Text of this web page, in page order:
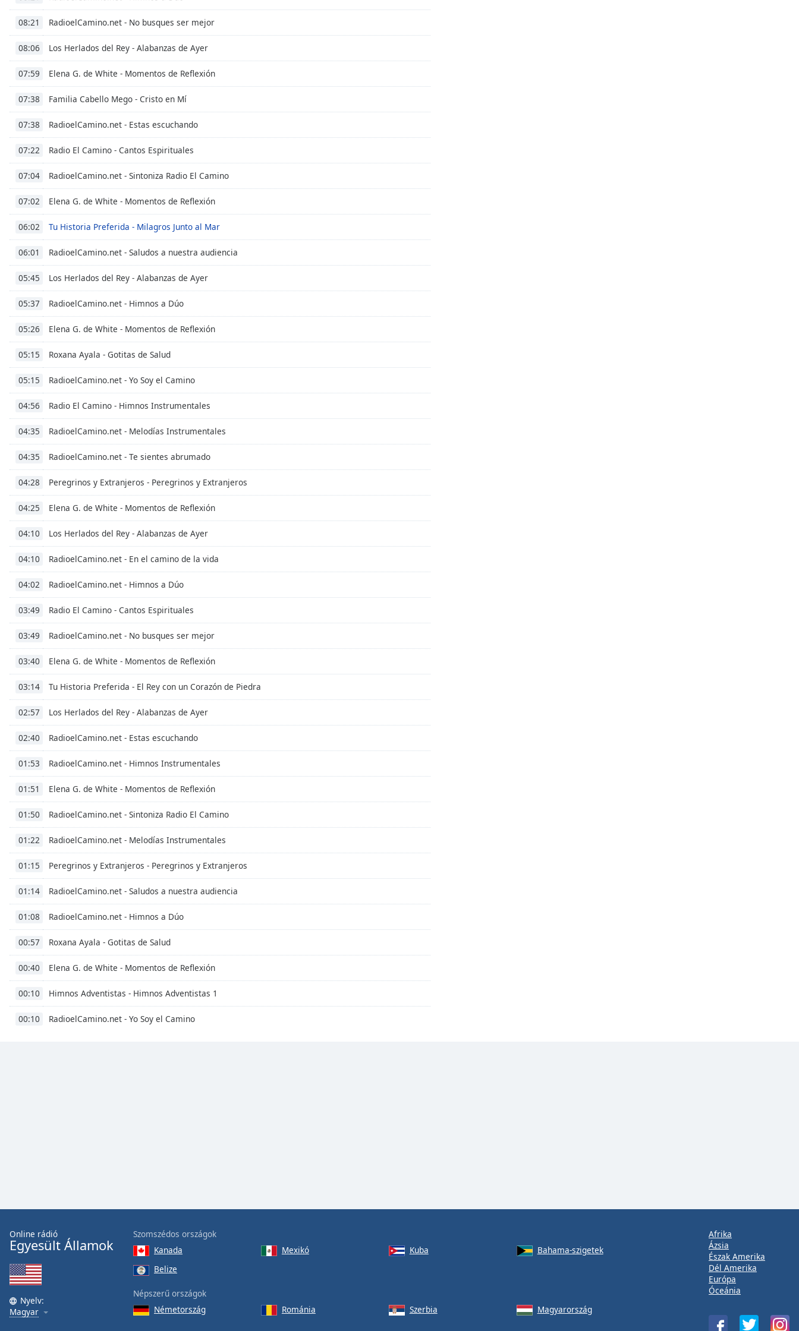
Picture-
in-
Fullscreen
modal
Beginning
dialog
window.
Escape
cancel
close
window.
Text
Color
Opacity
Color
Opacity
Caption
Area
Background
Color
Opacity
Font
Text
Edge
Style
Font
Family
Reset
Done
Close
dialog
08:21 RadioelCamino.net - No busques ser mejor
08:06 Los Herlados del Rey - Alabanzas de Ayer
07:59 Elena G. de White - Momentos de Reflexión
07:38 Familia Cabello Mego - Cristo en Mí
07:38 RadioelCamino.net - Estas escuchando
07:22 Radio El Camino - Cantos Espirituales
07:04 RadioelCamino.net - Sintoniza Radio El Camino
07:02 Elena G. de White - Momentos de Reflexión
06:02 Tu Historia Preferida - Milagros Junto al Mar
06:01 RadioelCamino.net - Saludos a nuestra audiencia
05:45 Los Herlados del Rey - Alabanzas de Ayer
05:37 RadioelCamino.net - Himnos a Dúo
05:26 Elena G. de White - Momentos de Reflexión
05:15 Roxana Ayala - Gotitas de Salud
05:15 RadioelCamino.net - Yo Soy el Camino
04:56 Radio El Camino - Himnos Instrumentales
04:35 RadioelCamino.net - Melodías Instrumentales
04:35 RadioelCamino.net - Te sientes abrumado
04:28 Peregrinos y Extranjeros - Peregrinos y Extranjeros
04:25 Elena G. de White - Momentos de Reflexión
04:10 Los Herlados del Rey - Alabanzas de Ayer
04:10 RadioelCamino.net - En el camino de la vida
04:02 RadioelCamino.net - Himnos a Dúo
03:49 Radio El Camino - Cantos Espirituales
03:49 RadioelCamino.net - No busques ser mejor
03:40 Elena G. de White - Momentos de Reflexión
03:14 Tu Historia Preferida - El Rey con un Corazón de Piedra
02:57 Los Herlados del Rey - Alabanzas de Ayer
02:40 RadioelCamino.net - Estas escuchando
01:53 RadioelCamino.net - Himnos Instrumentales
01:51 Elena G. de White - Momentos de Reflexión
01:50 RadioelCamino.net - Sintoniza Radio El Camino
01:22 RadioelCamino.net - Melodías Instrumentales
01:15 Peregrinos y Extranjeros - Peregrinos y Extranjeros
01:14 RadioelCamino.net - Saludos a nuestra audiencia
01:08 RadioelCamino.net - Himnos a Dúo
00:57 Roxana Ayala - Gotitas de Salud
00:40 Elena G. de White - Momentos de Reflexión
00:10 Himnos Adventistas - Himnos Adventistas 1
00:10 RadioelCamino.net - Yo Soy el Camino
Online rádió
Egyesült Államok
Nyelv:
Magyar
Szomszédos országok
Kanada
Mexikó Kuba
Bahama-szigetek
Belize
Népszerű országok
Németország
Románia Szerbia Magyarország
Afrika
Ázsia
Észak Amerika
Dél Amerika
Európa
Óceánia